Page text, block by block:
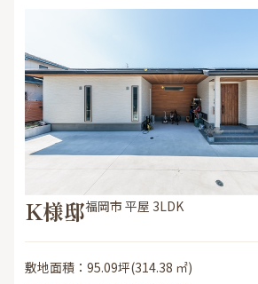
K様邸福岡市 平屋 3LDK
敷地面積：95.09坪(314.38 ㎡)